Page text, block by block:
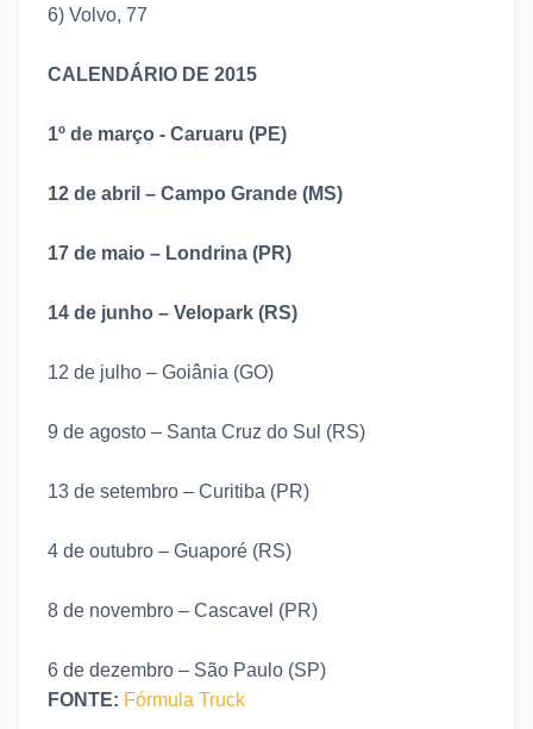
6) Volvo, 77
CALENDÁRIO DE 2015
1º de março - Caruaru (PE)
12 de abril – Campo Grande (MS)
17 de maio – Londrina (PR)
14 de junho – Velopark (RS)
12 de julho – Goiânia (GO)
9 de agosto – Santa Cruz do Sul (RS)
13 de setembro – Curitiba (PR)
4 de outubro – Guaporé (RS)
8 de novembro – Cascavel (PR)
6 de dezembro – São Paulo (SP)
FONTE: Fórmula Truck